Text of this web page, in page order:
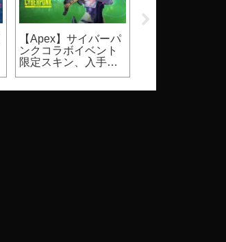
【Apex】サイバーパ
ンクコラボイベント
限定スキン、入手方